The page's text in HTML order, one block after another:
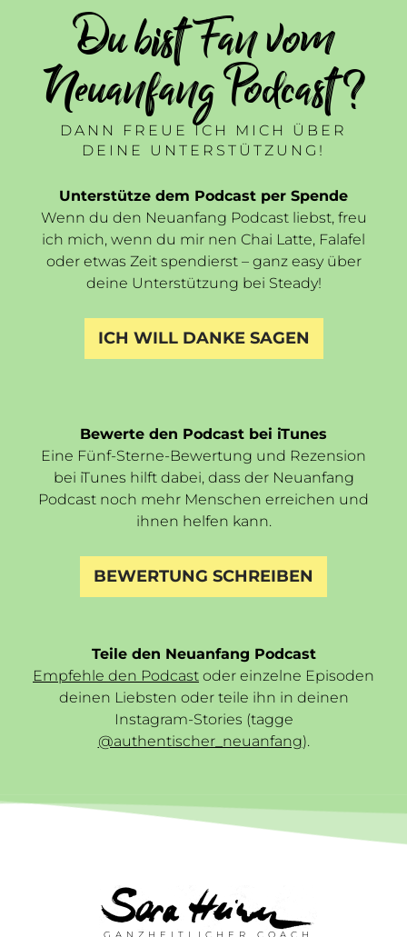
Du bist Fan vom
Neuanfang Podcast ?
DANN FREUE ICH MICH ÜBER
DEINE UNTERSTÜTZUNG!
Unterstütze dem Podcast per Spende
Wenn du den Neuanfang Podcast liebst, freu
ich mich, wenn du mir nen Chai Latte, Falafel
oder etwas Zeit spendierst – ganz easy über
deine Unterstützung bei Steady!
ICH WILL DANKE SAGEN
Bewerte den Podcast bei iTunes
Eine Fünf-Sterne-Bewertung und Rezension
bei iTunes hilft dabei, dass der Neuanfang
Podcast noch mehr Menschen erreichen und
ihnen helfen kann.
BEWERTUNG SCHREIBEN
Teile den Neuanfang Podcast
Empfehle den Podcast oder einzelne Episoden
deinen Liebsten oder teile ihn in deinen
Instagram-Stories (tagge
@authentischer_neuanfang).
GANZHEITLICHER COACH